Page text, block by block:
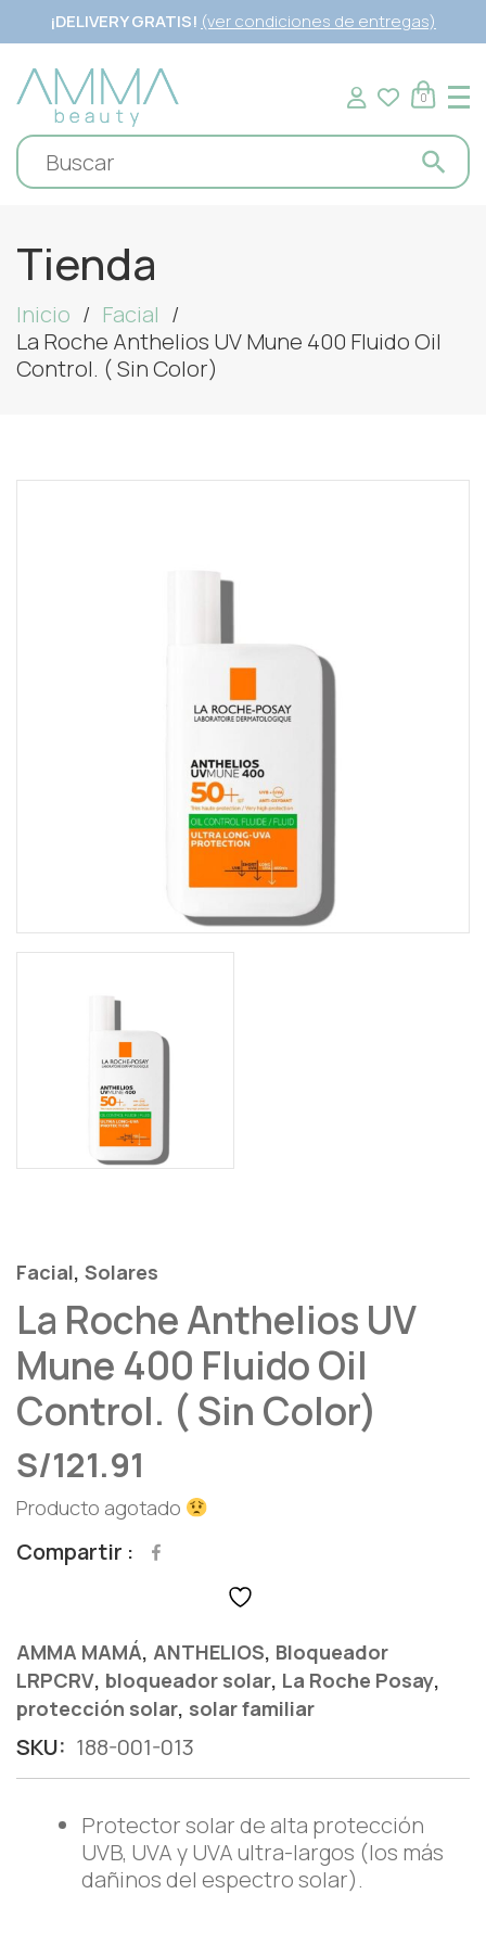
¡DELIVERY GRATIS! (ver condiciones de entregas)
0
Tienda
Inicio
Facial
La Roche Anthelios UV Mune 400 Fluido Oil
Control. ( Sin Color)
Facial, Solares
La Roche Anthelios UV
Mune 400 Fluido Oil
Control. ( Sin Color)
S/121.91
Producto agotado
Compartir
AMMA MAMÁ, ANTHELIOS, Bloqueador
LRPCRV, bloqueador solar, La Roche Posay,
protección solar, solar familiar
SKU: 188-001-013
Protector solar de alta protección
UVB, UVA y UVA ultra-largos (los más
dañinos del espectro solar).